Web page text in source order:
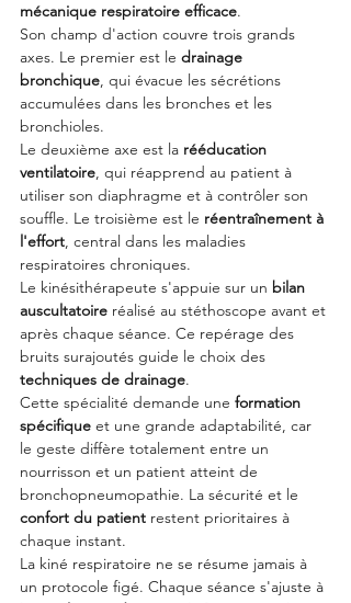
mécanique respiratoire efficace.
Son champ d'action couvre trois grands
axes. Le premier est le drainage
bronchique, qui évacue les sécrétions
accumulées dans les bronches et les
bronchioles.
Le deuxième axe est la rééducation
ventilatoire, qui réapprend au patient à
utiliser son diaphragme et à contrôler son
souffle. Le troisième est le réentraînement à
l'effort, central dans les maladies
respiratoires chroniques.
Le kinésithérapeute s'appuie sur un bilan
auscultatoire réalisé au stéthoscope avant et
après chaque séance. Ce repérage des
bruits surajoutés guide le choix des
techniques de drainage.
Cette spécialité demande une formation
spécifique et une grande adaptabilité, car
le geste diffère totalement entre un
nourrisson et un patient atteint de
bronchopneumopathie. La sécurité et le
confort du patient restent prioritaires à
chaque instant.
La kiné respiratoire ne se résume jamais à
un protocole figé. Chaque séance s'ajuste à